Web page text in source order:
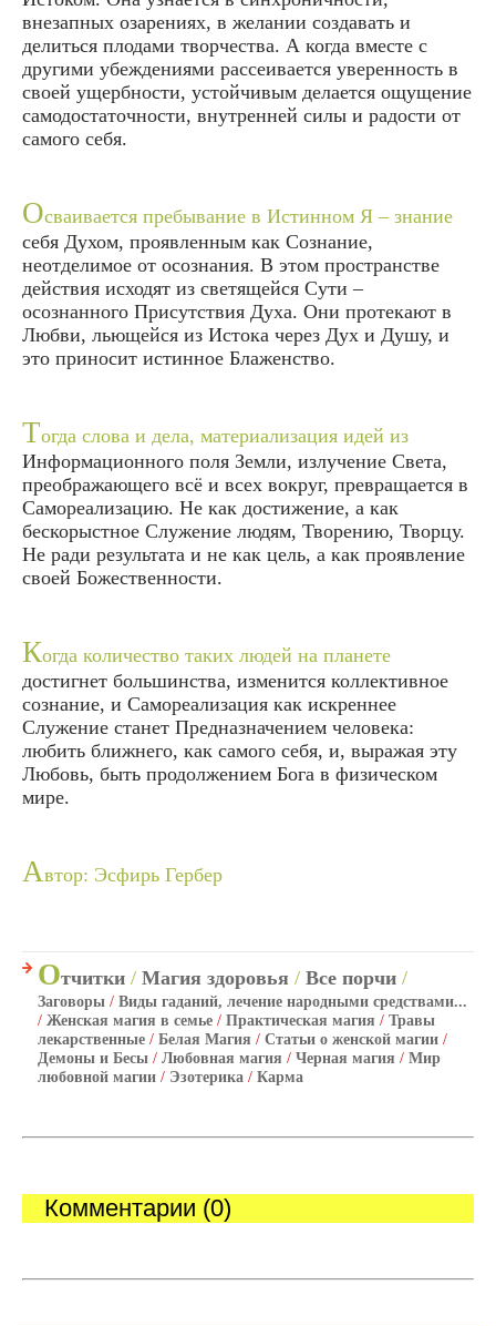
внезапных озарениях, в желании создавать и
делиться плодами творчества. А когда вместе с
другими убеждениями рассеивается уверенность в
своей ущербности, устойчивым делается ощущение
самодостаточности, внутренней силы и радости от
самого себя.
Осваивается пребывание в Истинном Я – знание
себя Духом, проявленным как Сознание,
неотделимое от осознания. В этом пространстве
действия исходят из светящейся Сути –
осознанного Присутствия Духа. Они протекают в
Любви, льющейся из Истока через Дух и Душу, и
это приносит истинное Блаженство.
Тогда слова и дела, материализация идей из
Информационного поля Земли, излучение Света,
преображающего всё и всех вокруг, превращается в
Самореализацию. Не как достижение, а как
бескорыстное Служение людям, Творению, Творцу.
Не ради результата и не как цель, а как проявление
своей Божественности.
Когда количество таких людей на планете
достигнет большинства, изменится коллективное
сознание, и Самореализация как искреннее
Служение станет Предназначением человека:
любить ближнего, как самого себя, и, выражая эту
Любовь, быть продолжением Бога в физическом
мире.
Автор: Эсфирь Гербер
Отчитки / Магия здоровья / Все порчи /
Заговоры / Виды гаданий, лечение народными средствами...
/ Женская магия в семье / Практическая магия / Травы
лекарственные / Белая Магия / Статьи о женской магии /
Демоны и Бесы / Любовная магия / Черная магия / Мир
любовной магии / Эзотерика / Карма
Комментарии (0)